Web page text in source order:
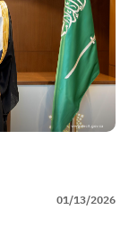
01/13/2026